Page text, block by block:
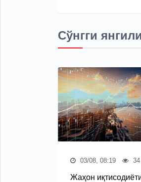
Сўнгги
03/08, 08:19 34
Жаҳон